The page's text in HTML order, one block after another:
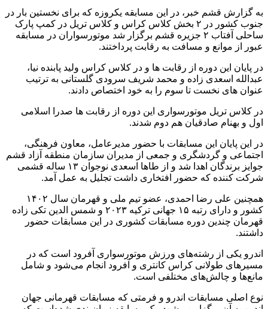
به گزارش قشم خبر، در این مسابقه یکروزه که برای نخستین بار در
جنوب کشور در ۲ بخش کلاس کراس و کلاس تریل در کمپ پارک
ساحلی آفتاب ۲ جزیره قشم برگزار شد موتورسواران در مسابقه
عبور از موانع و مسافت به رقابت پرداختند.
در پایان این دوره از رقابت ها و در کلاس کراس ولید پابنده نیا،
عبدالله اسعدی زاده و محمد شریف سرودی گلستانی به ترتیب
عنوان های نخست تا سوم را به خود اختصاص دادند.
در کلاس تریل موتورسواری این دوره از رقابت ها صدرا اسلامی
اول و بهنام صادقیان هم دوم شدند.
در این پایان این مسابقات با حضور مدیرعامل، معاون فرهنگی،
اجتماعی و گردشگری و جمعی از مدیران سازمان منطقه آزاد قشم
جوایز برندگان اهدا شد و از طاها اسعدی نوجوان ۱۳ ساله قشمی
شرکت کننده که حضور افتخاری داشت تجلیل به عمل آمد.
همچنین علی رضا احمدی، عضو تیم ملی و قهرمان سال ۱۴۰۲
کشور و دارای رتبه ۱۵ جهانی ترکیه ۲۰۲۳ و شمس الدین تکی زاده
قهرمان چندین دوره مسابقات کشوری در این مسابقات حضور
داشتند.
اندرو یکی از رشته‌های ورزش موتورسواری آفرود است که در
مسیرهای طولانی کراس کانتری و آفرود انجام می‌شود و شامل
مانع‌ها و چالش‌های مختلفی است.
نوع اصلی مسابقات اندرو و فرمتی که مسابقات قهرمانی جهان